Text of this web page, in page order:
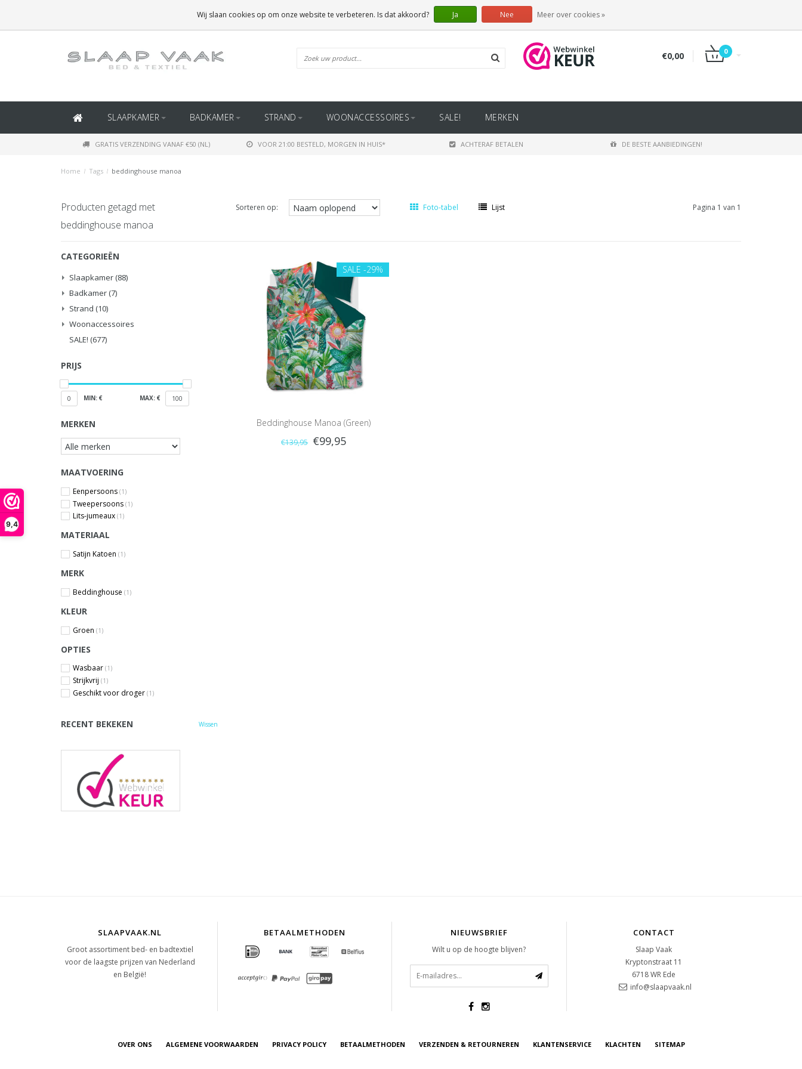
9,4
(BINNEN BELGIË)
€0,00 0
SLAAPKAMER BADKAMER STRAND WOONACCESSOIRES SALE! MERKEN
GRATIS VERZENDING VANAF €50 (NL) VOOR 21:00 BESTELD, MORGEN IN HUIS* ACHTERAF BETALEN DE BESTE AANBIEDINGEN!
Home / Tags / beddinghouse manoa
Producten getagd met
beddinghouse manoa
Sorteren op: Foto-tabel Lijst Pagina 1 van 1
CATEGORIEËN
Slaapkamer (88)
Badkamer (7)
Strand (10)
Woonaccessoires
SALE! (677)
PRIJS
0 MIN: € MAX: € 100
MERKEN
MAATVOERING
Eenpersoons (1)
Tweepersoons (1)
Lits-jumeaux (1)
MATERIAAL
Satijn Katoen (1)
MERK
Beddinghouse (1)
KLEUR
Groen (1)
OPTIES
Wasbaar (1)
Strijkvrij (1)
Geschikt voor droger (1)
RECENT BEKEKEN Wissen
SALE -29%
Beddinghouse Manoa (Green)
€139,95 €99,95
SLAAPVAAK.NL
Groot assortiment bed- en badtextiel
voor de laagste prijzen van Nederland
en België!
BETAALMETHODEN NIEUWSBRIEF
Wilt u op de hoogte blijven?
CONTACT
Slaap Vaak
Kryptonstraat 11
6718 WR Ede
info@slaapvaak.nl
OVER ONS ALGEMENE VOORWAARDEN PRIVACY POLICY BETAALMETHODEN VERZENDEN & RETOURNEREN KLANTENSERVICE KLACHTEN SITEMAP
Wij slaan cookies op om onze website te verbeteren. Is dat akkoord? Ja Nee Meer over cookies »